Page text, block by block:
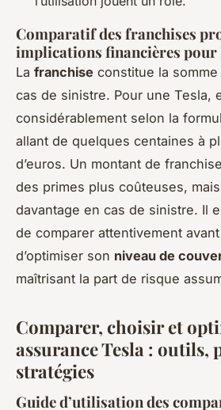
Comparatif des franchises
implications financières pour
La franchise constitue la
cas de sinistre. Pour une Tesla,
considérablement selon la
allant de quelques centaines à
d’euros. Un montant de
des primes plus coûteuses,
davantage en cas de sinistre. Il
de comparer attentivement
d’optimiser son niveau de
maîtrisant la part de risque
Comparer, choisir et
assurance Tesla : outils,
stratégies
Guide d’utilisation des